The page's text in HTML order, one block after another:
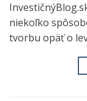
niekoľko
tvorbu opäť o